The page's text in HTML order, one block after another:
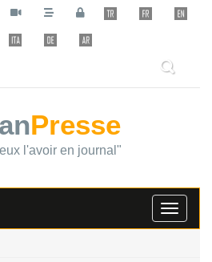
Presse
l'avoir en journal"
Toggle